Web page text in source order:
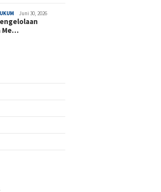
Juni 30, 2026
Me…